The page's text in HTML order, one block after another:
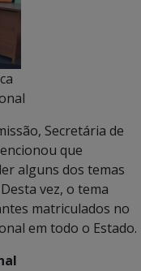
Secretária de
que
alguns dos temas
vez, o tema
matriculados no
em todo o Estado.